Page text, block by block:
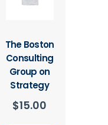
The Boston
Consulting
Group on
Strategy
$15.00